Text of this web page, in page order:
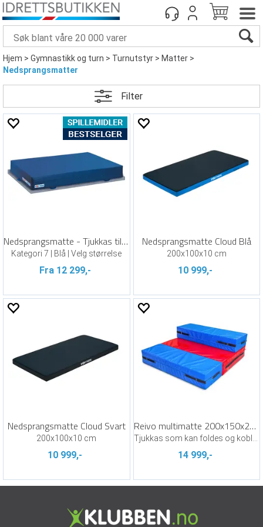
Hjem>Gymnastikk og turn>Turnutstyr>Matter>
Nedsprangsmatter
Filter
Nedsprangsmatte - Tjukkas til skole
Kategori 7 | Blå | Velg størrelse
Fra 12 299,-
Nedsprangsmatte Cloud Blå
200x100x10 cm
10 999,-
Nedsprangsmatte Cloud Svart
200x100x10 cm
10 999,-
Reivo multimatte 200x150x25 cm
14 999,-